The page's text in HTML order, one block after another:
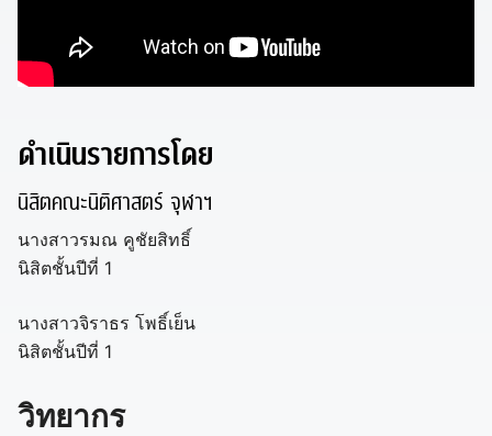
ดำเนินรายการโดย
นิสิตคณะนิติศาสตร์ จุฬาฯ
นางสาวรมณ คูชัยสิทธิ์
นิสิตชั้นปีที่ 1
นางสาวจิราธร โพธิ์เย็น
นิสิตชั้นปีที่ 1
วิทยากร